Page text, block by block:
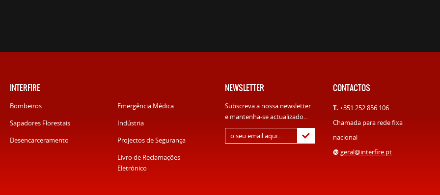
INTERFIRE
Bombeiros
Sapadores Florestais
Desencarceramento
Emergência Médica
Indústria
Projectos de Segurança
Livro de Reclamações
Eletrónico
NEWSLETTER
Subscreva a nossa newsletter
e mantenha-se actualizado...
CONTACTOS
T. +351 252 856 106
Chamada para rede fixa
nacional
@ geral@interfire.pt